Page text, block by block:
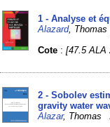
1 - Analyse et
Alazard, Thomas
Cote :[47.5 ALA
2 - Sobolev
gravity water
Alazar,